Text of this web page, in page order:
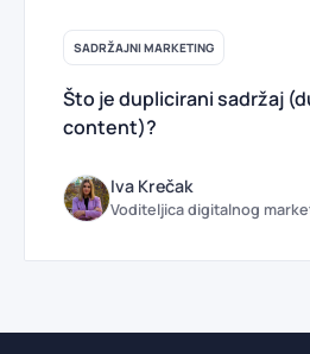
SADRŽAJNI MARKETING
Što je duplicirani sadržaj
content)?
Iva Krečak
Voditeljica digitalnog